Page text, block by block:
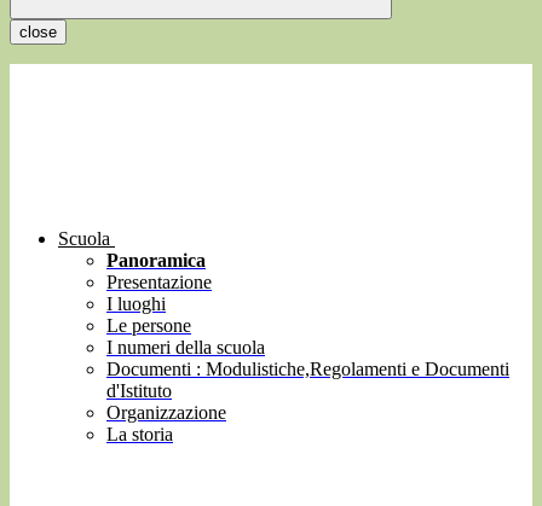
close
Scuola
Panoramica
Presentazione
I luoghi
Le persone
I numeri della scuola
Documenti : Modulistiche,Regolamenti e Documenti
d'Istituto
Organizzazione
La storia